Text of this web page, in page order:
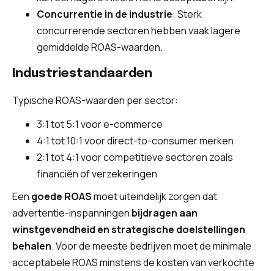
Concurrentie in de industrie: Sterk
concurrerende sectoren hebben vaak lagere
gemiddelde ROAS-waarden.
Industriestandaarden
Typische ROAS-waarden per sector:
3:1 tot 5:1 voor e-commerce
4:1 tot 10:1 voor direct-to-consumer merken
2:1 tot 4:1 voor competitieve sectoren zoals
financiën of verzekeringen
Een goede ROASmoet uiteindelijk zorgen dat
advertentie-inspanningen bijdragen aan
winstgevendheid en strategische doelstellingen
behalen. Voor de meeste bedrijven moet de minimale
acceptabele ROAS minstens de kosten van verkochte